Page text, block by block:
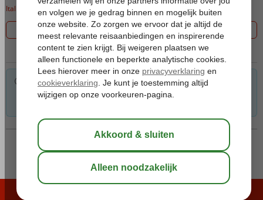
Italië
Filter 0 aanbiedingen
Voor de gekozen criteria hebben we helaas geen
mogelijkheden. Tip: verwijder een of meerdere criteria om toch